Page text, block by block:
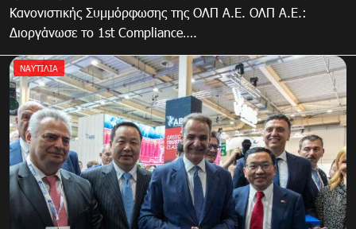
Κανονιστικής Συμμόρφωσης της ΟΛΠ Α.Ε. ΟΛΠ Α.Ε.:
Διοργάνωσε το 1st Compliance….
ΝΑΥΤΙΛΙΑ